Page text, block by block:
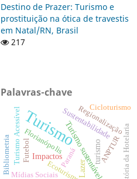
Destino de Prazer: Turismo e
prostituição na ótica de travestis
em Natal/RN, Brasil
217
Palavras-chave
TurismoTurismo sustentável
turismo
Impactos
Lazer
Sustentabilidade
Ecoturismo
Florianópolis
Mídias Sociais
Regionalização
Turismo Acessível Paraná
Bibliometria História da Hotelaria
Futebol ANPTUR
Cicloturismo